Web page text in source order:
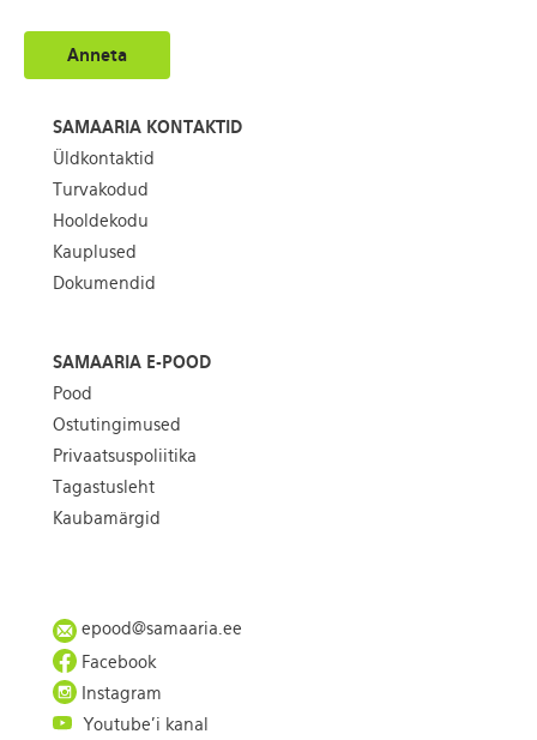
Anneta
SAMAARIA KONTAKTID
Üldkontaktid
Turvakodud
Hooldekodu
Kauplused
Dokumendid
SAMAARIA E-POOD
Pood
Ostutingimused
Privaatsuspoliitika
Tagastusleht
Kaubamärgid
epood@samaaria.ee
Facebook
Instagram
Youtube'i kanal